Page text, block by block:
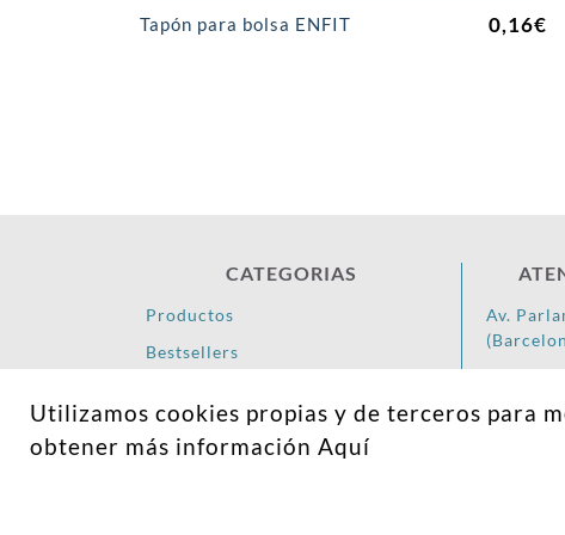
Tapón para bolsa ENFIT 0,16€
CATEGORIAS
Productos
Bestsellers
Av.
Utilizamos cookies propias y de terceros para
obtener más información Aquí